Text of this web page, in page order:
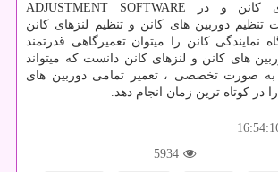
کانن و ADJUSTMENT SOFTWAREدر
تنظیم دوربین های کانن و تنظیم لنزهای کانن
نمایندگی کانن را میتوان تعمیرگاهی قدرتمند
های کانن و لنزهای کانن دانست که میتواند
به صورت تخصصی ، تعمیر تمامی دوربین های
را در کوتاه ترین زمان انجام دهد.
5934